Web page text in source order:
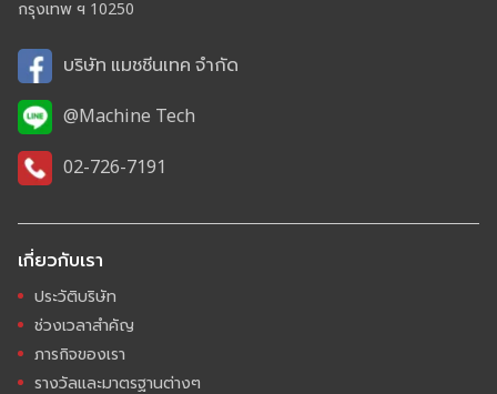
กรุงเทพ ฯ 10250
บริษัท แมชชีนเทค จำกัด
@Machine Tech
02-726-7191
เกี่ยวกับเรา
ประวัติบริษัท
ช่วงเวลาสำคัญ
ภารกิจของเรา
รางวัลและมาตรฐานต่างๆ